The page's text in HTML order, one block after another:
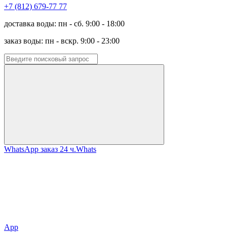
+7 (812) 679-77 77
доставка воды: пн - сб. 9:00 - 18:00
заказ воды: пн - вскр. 9:00 - 23:00
WhatsApp заказ 24 ч.Whats
App